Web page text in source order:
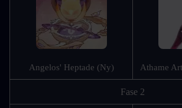
Angelos' Heptade (Ny) Athame
Fase 2